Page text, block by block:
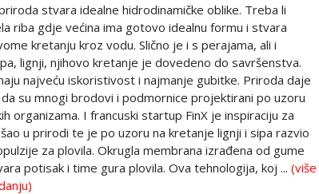
stvara idealne hidrodinamičke oblike. Treba li
riba gdje većina ima gotovo idealnu formu i stvara
kretanju kroz vodu. Slično je i s perajama, ali i
lignji, njihovo kretanje je dovedeno do savršenstva.
najveću iskoristivost i najmanje gubitke. Priroda daje
su mnogi brodovi i podmornice projektirani po uzoru
organizama. I francuski startup FinX je inspiraciju za
u prirodi te je po uzoru na kretanje lignji i sipa razvio
za plovila. Okrugla membrana izrađena od gume
potisak i time gura plovila. Ova tehnologija, koj ... (više